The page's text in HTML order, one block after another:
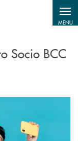
MENU
Socio BCC